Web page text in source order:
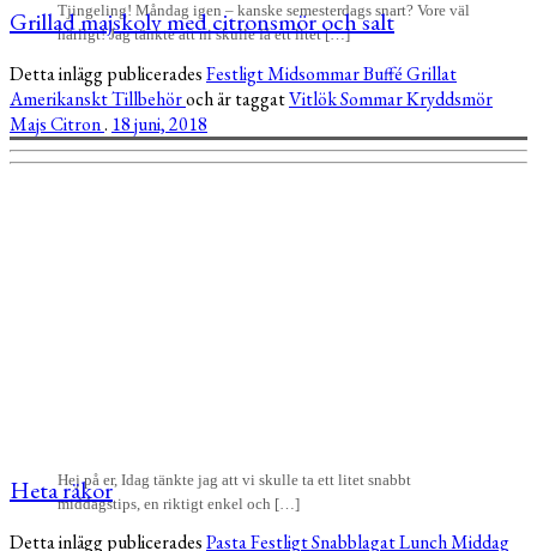
Tjingeling! Måndag igen – kanske semesterdags snart? Vore väl
härligt! Jag tänkte att ni skulle få ett litet […]
Grillad majskolv med citronsmör och salt
Detta inlägg publiceradesFestligtMidsommarBufféGrillat
AmerikansktTillbehöroch är taggatVitlökSommarKryddsmör
MajsCitron. 18 juni, 2018
Hej på er, Idag tänkte jag att vi skulle ta ett litet snabbt
middagstips, en riktigt enkel och […]
Heta räkor
Detta inlägg publiceradesPastaFestligtSnabblagatLunchMiddag